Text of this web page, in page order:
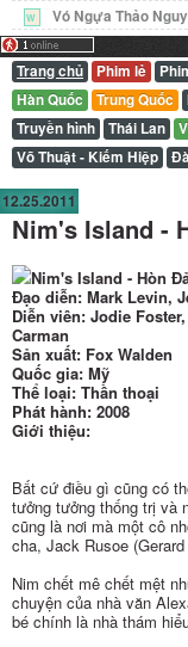
W Vó Ngựa Thảo
Trang chủ Phim lẻ
Hàn Quốc
Trung Quốc
Truyền hình
Thái Lan
Võ Thuật - Kiếm Hiệp
12.25.2011
Nim's Island -
Nim's Island - Hòn
Đạo diễn: Mark Levin,
Diễn viên: Jodie
Carman
Sản xuất: Fox Walden
Quốc gia: Mỹ
Thể loại: Thần thoại
Phát hành: 2008
Giới thiệu:
Bất cứ điều gì cũng có
tưởng tưởng thống trị và
cũng là nơi mà một cô
cha, Jack Rusoe
Nim chết mê chết mệt
chuyện của nhà văn
bé chính là nhà thám